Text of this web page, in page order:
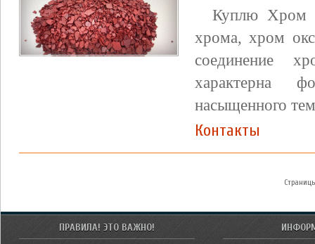
Куплю Хpом
хpoмa, хpoм
соединениe
xapaктерна
насыщенного
Контакты
ПРАВИЛА! ЭТО ВАЖНО!